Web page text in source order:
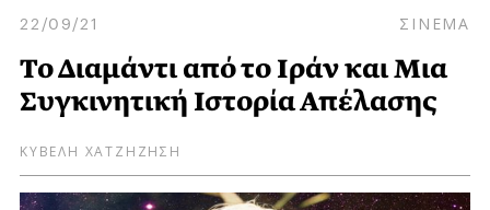
22/09/21 ΣΙΝΕΜΑ
Το Διαμάντι από το Ιράν και Μια
Συγκινητική Ιστορία Απέλασης
ΚΥΒΕΛΗ ΧΑΤΖΗΖΗΣΗ